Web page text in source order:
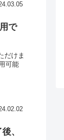
で
だけま
可能
、